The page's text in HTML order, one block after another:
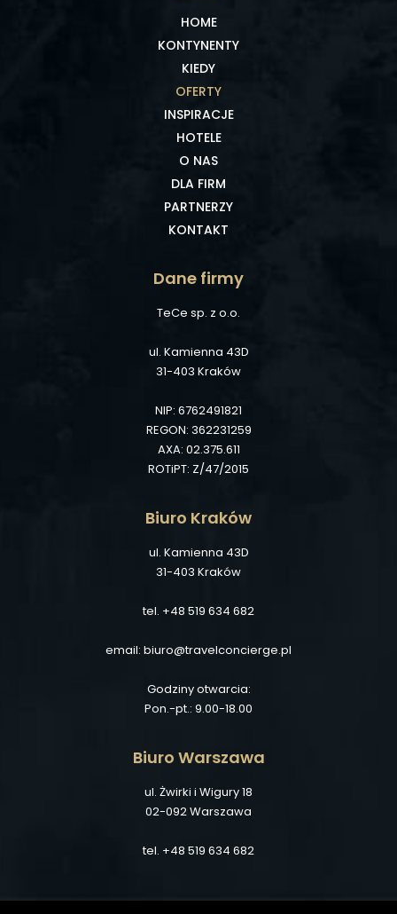
HOME
KONTYNENTY
KIEDY
OFERTY
INSPIRACJE
HOTELE
O NAS
DLA FIRM
PARTNERZY
KONTAKT
Dane firmy
TeCe sp. z o.o.
ul. Kamienna 43D
31-403 Kraków
NIP: 6762491821
REGON: 362231259
AXA: 02.375.611
ROTiPT: Z/47/2015
Biuro Kraków
ul. Kamienna 43D
31-403 Kraków
tel. +48 519 634 682
email: biuro@travelconcierge.pl
Godziny otwarcia:
Pon.-pt.: 9.00-18.00
Biuro Warszawa
ul. Żwirki i Wigury 18
02-092 Warszawa
tel. +48 519 634 682